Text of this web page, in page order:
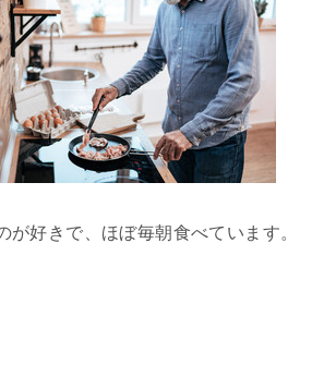
好きで、ほぼ毎朝食べています。